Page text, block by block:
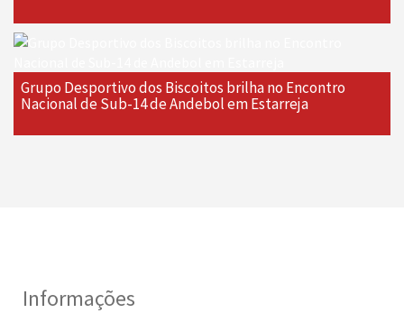
Grupo Desportivo dos Biscoitos brilha no Encontro
Nacional de Sub-14 de Andebol em Estarreja
Informações